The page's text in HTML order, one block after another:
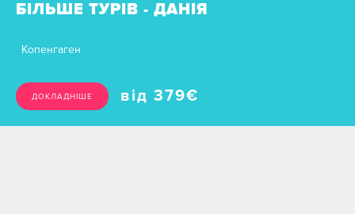
БІЛЬШЕ ТУРІВ - ДАНІЯ
Копенгаген
ДОКЛАДНІШЕ від 379€